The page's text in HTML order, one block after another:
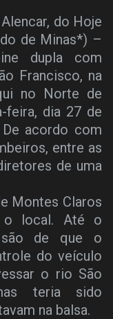
do Hoje
de Minas*) –
dupla com
Francisco, na
no Norte de
feira, dia 27 de
acordo com
entre as
de uma
Montes Claros
o local. Até o
são de que o
do veículo
o rio São
teria sido
na balsa.